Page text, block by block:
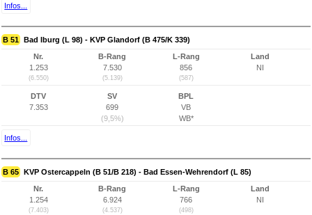
Infos...
B 51 Bad Iburg (L 98) - KVP Glandorf (B 475/K 339)
Nr.
1.253
(6.550)
B-Rang
7.530
(5.139)
L-Rang
856
(587)
Land
NI
DTV
7.353
SV
699
(9,5%)
BPL
VB
WB*
Infos...
B 65 KVP Ostercappeln (B 51/B 218) - Bad Essen-Wehrendorf (L 85)
Nr.
1.254
(7.403)
B-Rang
6.924
(4.537)
L-Rang
766
(498)
Land
NI